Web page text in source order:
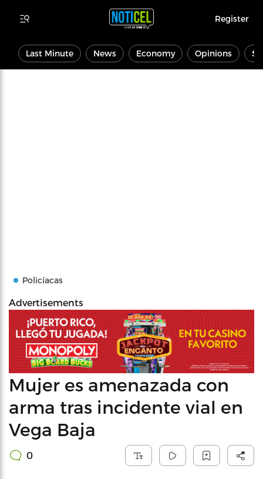
Register
Last Minute News Economy Opinions
Policíacas
Advertisements
Mujer es amenazada con
arma tras incidente vial en
Vega Baja
0